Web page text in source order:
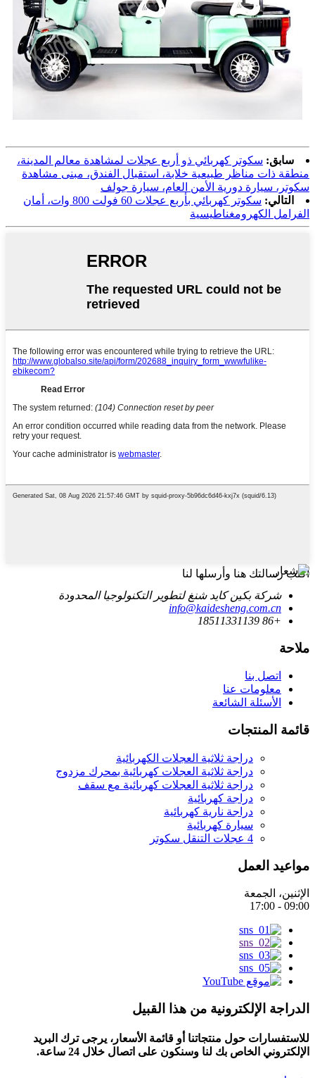
سابق: سكوتر كهربائي ذو أربع عجلات لمشاهدة معالم المدينة،
منطقة ذات مناظر طبيعية خلابة، استقبال الفندق، مبنى مشاهدة
سكوتر، سيارة دورية الأمن العام، سيارة جولف
التالي:
سكوتر كهربائي بأربع عجلات 60 فولت 800 وات، أمان
الفرامل الكهرومغناطيسية
اكتب رسالتك هنا وأرسلها لنا
شركة بكين كايد شنغ لتطوير التكنولوجيا المحدودة
info@kaidesheng.com.cn
+86 18511331139
ملاحة
اتصل بنا
معلومات عنا
الأسئلة الشائعة
قائمة المنتجات
دراجة ثلاثية العجلات الكهربائية
دراجة ثلاثية العجلات كهربائية بمحرك مزدوج
دراجة ثلاثية العجلات كهربائية مع سقف
دراجة كهربائية
دراجة نارية كهربائية
سيارة كهربائية
4 عجلات التنقل سكوتر
مواعيد العمل
الإثنين، الجمعة
09:00 - 17:00
الدراجة الإلكترونية من هذا القبيل
للاستفسارات حول منتجاتنا أو قائمة الأسعار، يرجى ترك البريد
الإلكتروني الخاص بك لنا وسنكون على اتصال خلال 24 ساعة.